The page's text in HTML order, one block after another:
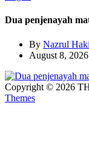
Dua penjenayah
By Nazrul
August 8, 2026
Copyright © 2026
Themes